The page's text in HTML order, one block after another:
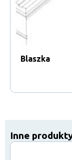
Blaszka
Inne